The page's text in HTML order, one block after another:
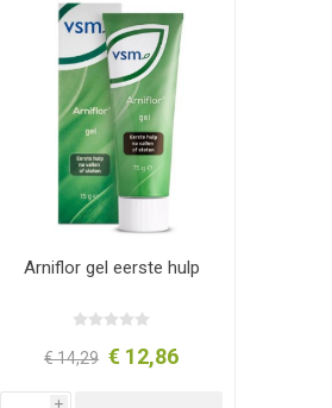
Arniflor gel eerste hulp
€ 14,29 € 12,86
i